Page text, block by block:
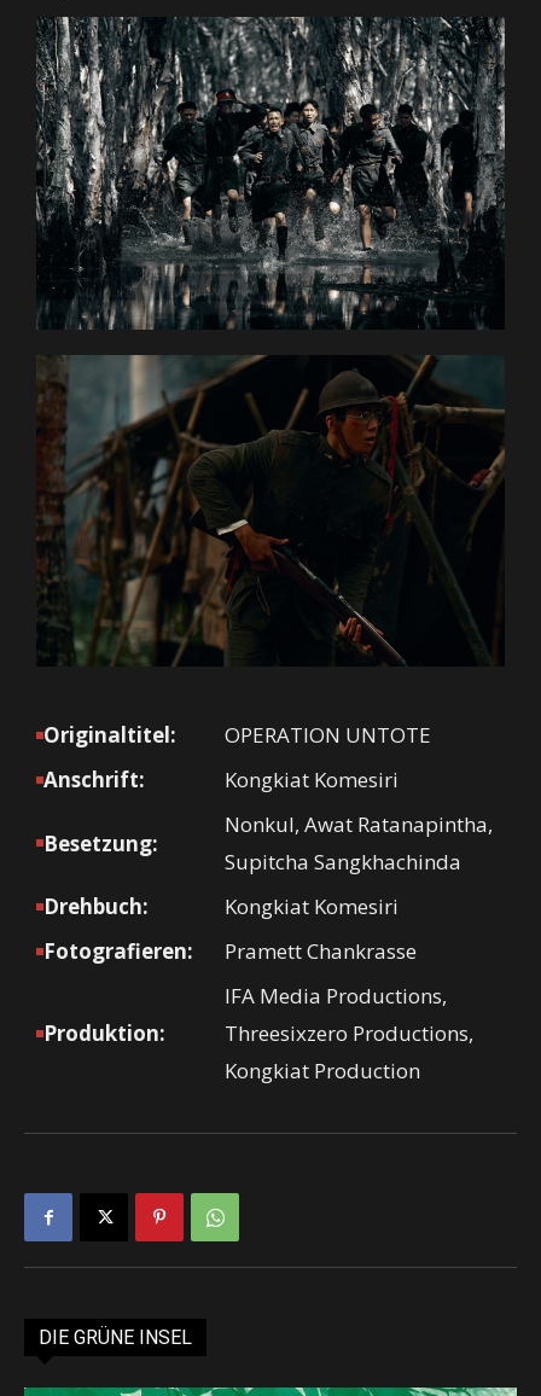
Originaltitel:
OPERATION UNTOTE
Anschrift:
Kongkiat Komesiri
Besetzung:
Nonkul, Awat Ratanapintha,
Supitcha Sangkhachinda
Drehbuch:
Kongkiat Komesiri
Fotografieren:
Pramett Chankrasse
Produktion:
IFA Media Productions,
Threesixzero Productions,
Kongkiat Production
DIE GRÜNE INSEL